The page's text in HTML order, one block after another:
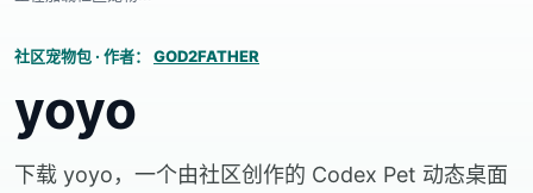
社区宠物包 · 作者： GOD2FATHER
yoyo
下载 yoyo，一个由社区创作的 Codex Pet 动态桌面